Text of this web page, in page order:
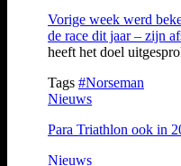
Vorige week werd
de race dit jaar – zijn
heeft het doel
Tags #Norseman
Nieuws
Para Triathlon ook in
Nieuws